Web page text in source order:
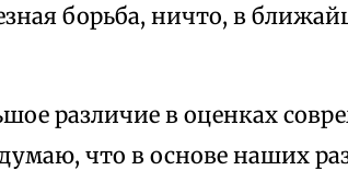
борьба, ничто, в
различие в оценках
что в осно­ве наших